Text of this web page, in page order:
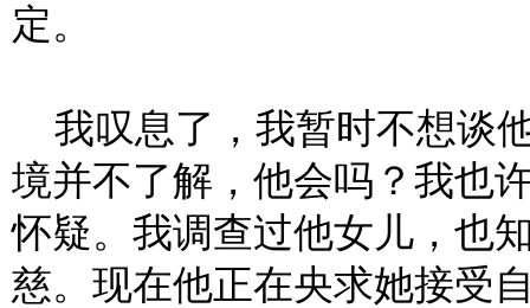
定。
我叹息了，我暂时不想谈
境并不了解，他会吗？我也
怀疑。我调查过他女儿，也
慈。现在他正在央求她接受